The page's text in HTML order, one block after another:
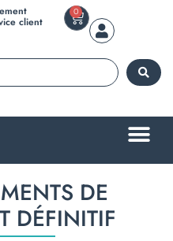
client
0
DE
DÉFINITIF